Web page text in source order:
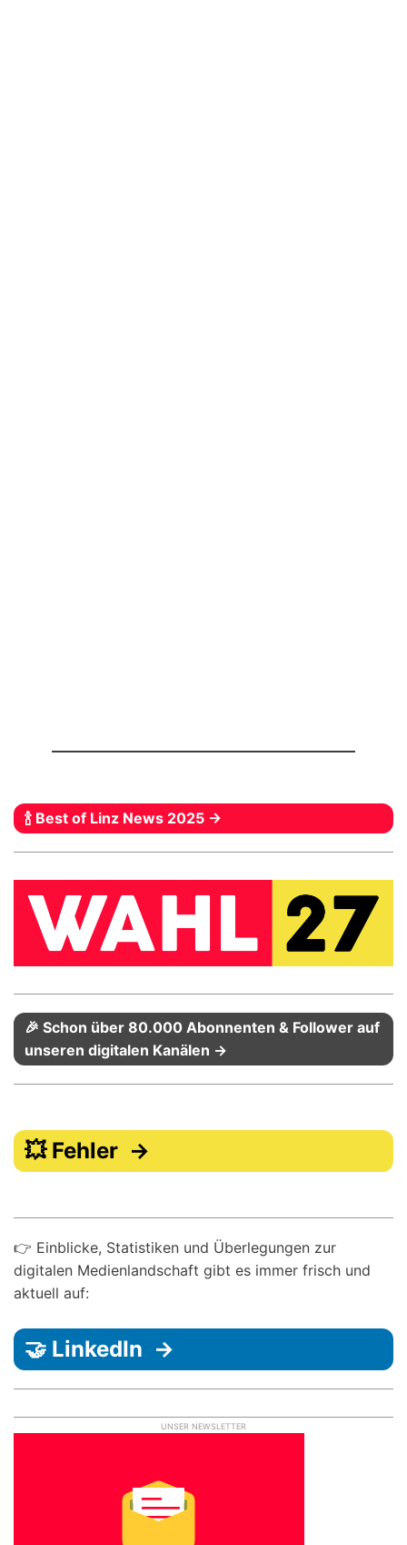
🍾 Best of Linz News 2025 →
🎉 Schon über 80.000 Abonnenten & Follower auf
unseren digitalen Kanälen →
💥 Fehler →
👉 Einblicke, Statistiken und Überlegungen zur
digitalen Medienlandschaft gibt es immer frisch und
aktuell auf:
🤝 LinkedIn →
UNSER NEWSLETTER